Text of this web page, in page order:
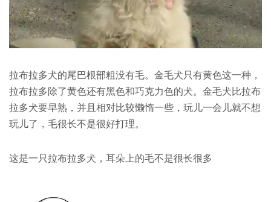
拉布拉多犬的尾巴根部粗没有毛。金毛犬只有黄色这一种，
拉布拉多除了黄色还有黑色和巧克力色的犬。金毛犬比拉布
拉多犬要早熟，并且相对比较懒惰一些，玩儿一会儿就不想
玩儿了，毛很长不是很好打理。
这是一只拉布拉多犬，耳朵上的毛不是很长很多